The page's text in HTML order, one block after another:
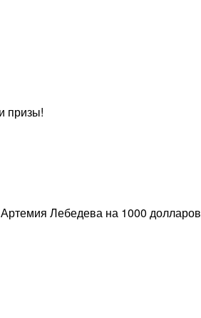
призы!
Лебедева на 1000 долларов